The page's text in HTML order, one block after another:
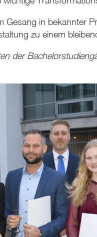
in bekannter
zu einem
der